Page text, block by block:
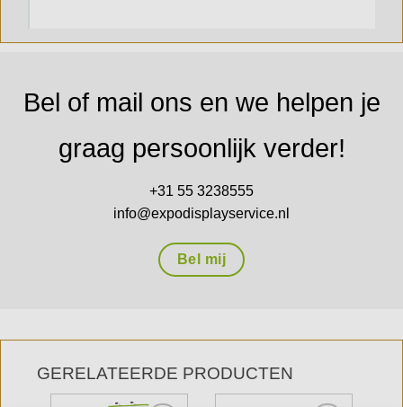
Bel of mail ons en we helpen je
graag persoonlijk verder!
+31 55 3238555
info@expodisplayservice.nl
Bel mij
GERELATEERDE PRODUCTEN